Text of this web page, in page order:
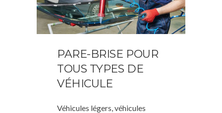
PARE-BRISE POUR
TOUS TYPES DE
VÉHICULE
Véhicules légers, véhicules